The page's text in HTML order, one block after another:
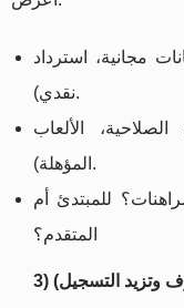
مجانية، استرداد
نقدي).
الألعاب
المؤهلة).
للمبتدئ أم
المتقدم؟
وتزيد التسجيل)